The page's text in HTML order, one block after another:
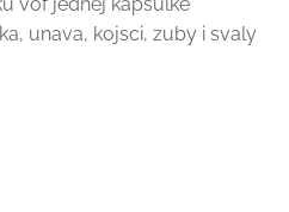
unava, kojsci, zuby i svaly